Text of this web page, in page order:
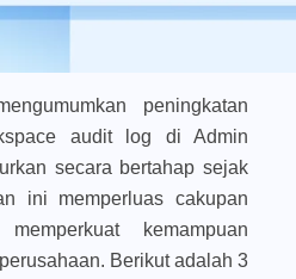
peningkatan
audit log di Admin
secara bertahap sejak
ini memperluas cakupan
kemampuan
Berikut adalah 3